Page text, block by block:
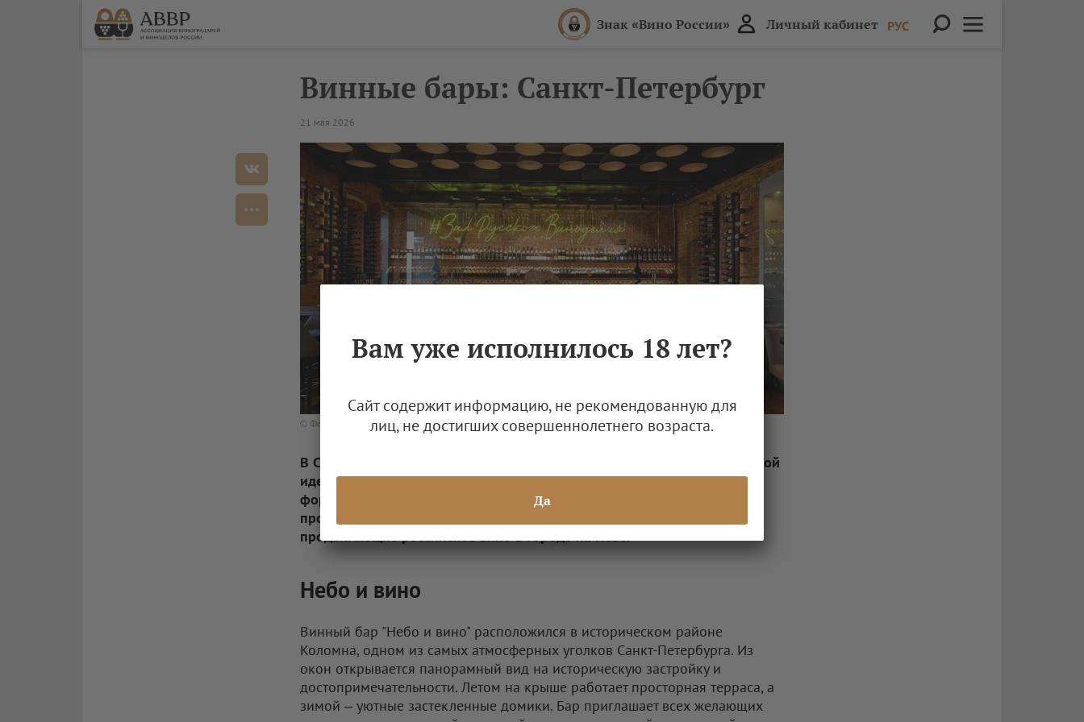
Знак «Вино России» Личный кабинет РУС
Винные бары: Санкт-Петербург
21 мая 2026
© Фото: Ресторан Wine & Dine
В Санкт-Петербурге барная культура занимает особое место в городской
идентичности: здесь любят экспериментировать с гастрономическими
форматами, задавать тренды и создавать новые концептуальные
пространства. Собрали самые яркие и знаковые заведения,
продвигающие российское вино в городе на Неве.
Небо и вино
Винный бар "Небо и вино" расположился в историческом районе
Коломна, одном из самых атмосферных уголков Санкт-Петербурга. Из
окон открывается панорамный вид на историческую застройку и
достопримечательности. Летом на крыше работает просторная терраса, а
зимой – уютные застекленные домики. Бар приглашает всех желающих
Вам уже исполнилось 18 лет?
Сайт содержит информацию, не рекомендованную для
лиц, не достигших совершеннолетнего возраста.
Да